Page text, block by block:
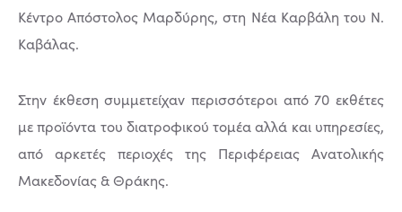
Κέντρο Απόστολος Μαρδύρης, στη Νέα Καρβάλη του Ν.
Καβάλας.
Στην έκθεση συμμετείχαν περισσότεροι από 70 εκθέτες
με προϊόντα του διατροφικού τομέα αλλά και υπηρεσίες,
από αρκετές περιοχές της Περιφέρειας Ανατολικής
Μακεδονίας & Θράκης.